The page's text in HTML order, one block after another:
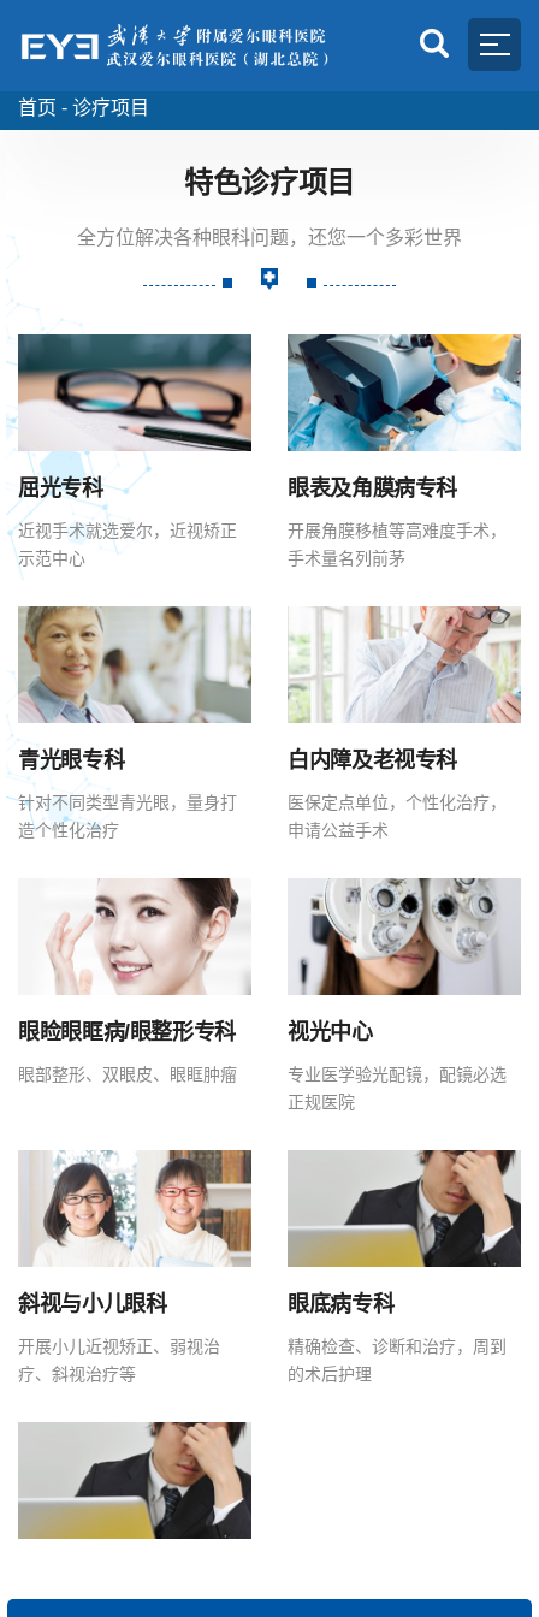
首页 - 诊疗项目
特色诊疗项目
全方位解决各种眼科问题，还您一个多彩世界
屈光专科
近视手术就选爱尔，近视矫正
示范中心
眼表及角膜病专科
开展角膜移植等高难度手术，
手术量名列前茅
青光眼专科
针对不同类型青光眼，量身打
造个性化治疗
白内障及老视专科
医保定点单位，个性化治疗，
申请公益手术
眼睑眼眶病/眼整形专科
眼部整形、双眼皮、眼眶肿瘤
视光中心
专业医学验光配镜，配镜必选
正规医院
斜视与小儿眼科
开展小儿近视矫正、弱视治
疗、斜视治疗等
眼底病专科
精确检查、诊断和治疗，周到
的术后护理